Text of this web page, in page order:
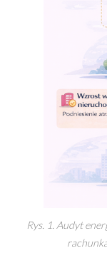
Rys. 1. Audyt